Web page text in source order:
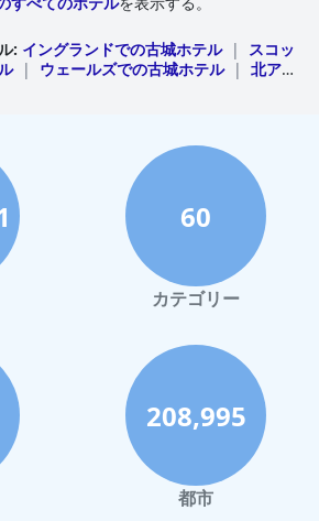
: イングランドでの古城ホテル |
スコッ
| ウェールズでの古城ホテル | 北アイ
60
カテゴリー
208,995
都市